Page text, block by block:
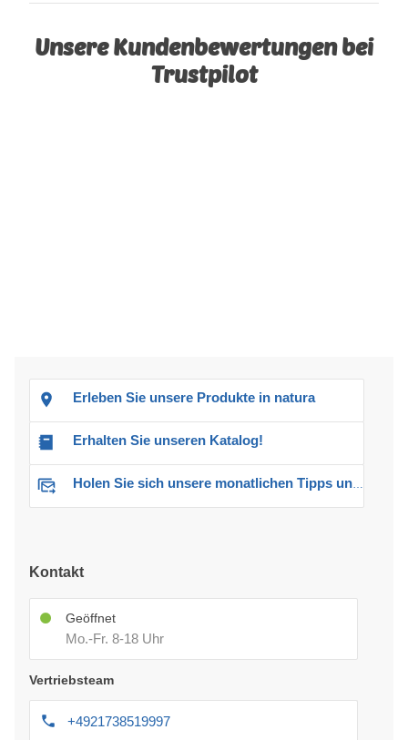
Unsere Kundenbewertungen bei
Trustpilot
Erleben Sie unsere Produkte in natura
Erhalten Sie unseren Katalog!
Holen Sie sich unsere monatlichen Tipps und Angebote
Kontakt
Geöffnet
Mo.-Fr. 8-18 Uhr
Vertriebsteam
+4921738519997